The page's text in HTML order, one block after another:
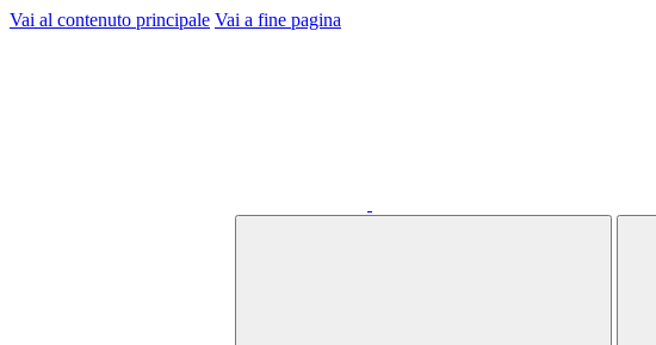
Vai al contenuto principale Vai a fine pagina